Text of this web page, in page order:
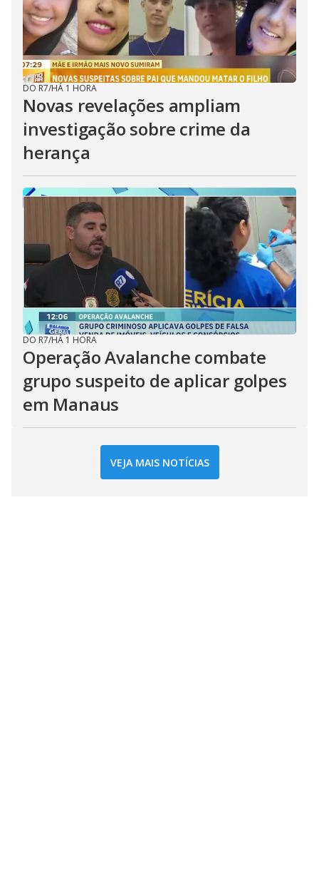
DO R7/HÁ 1 HORA
Novas revelações ampliam
investigação sobre crime da
herança
DO R7/HÁ 1 HORA
Operação Avalanche combate
grupo suspeito de aplicar golpes
em Manaus
VEJA MAIS NOTÍCIAS